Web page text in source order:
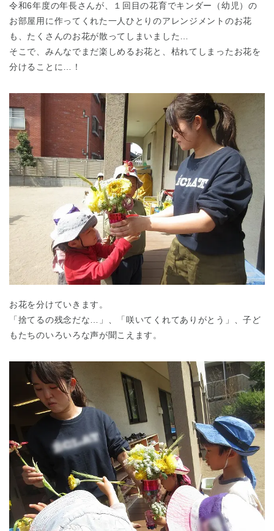
令和6年度の年長さんが、１回目の花育でキンダー（幼児）の
お部屋用に作ってくれた一人ひとりのアレンジメントのお花
も、たくさんのお花が散ってしまいました…
そこで、みんなでまだ楽しめるお花と、枯れてしまったお花を
分けることに…！
お花を分けていきます。
「捨てるの残念だな…」、「咲いてくれてありがとう」、子ど
もたちのいろいろな声が聞こえます。